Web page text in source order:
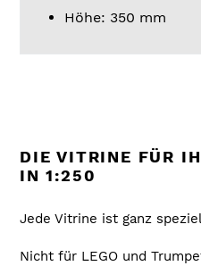
Höhe: 350 mm
DIE VITRINE FÜR
IN 1:250
Jede Vitrine ist ganz
Nicht für LEGO und